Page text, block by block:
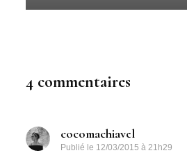
4 commentaires
cocomachiavel
Publié le 12/03/2015 à 21h29